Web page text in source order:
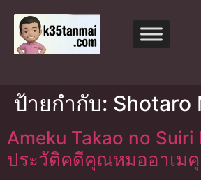
ป้ายกำกับ: Shotaro
Ameku Takao no
ประวัติคดีคุณหมออาเมคุ